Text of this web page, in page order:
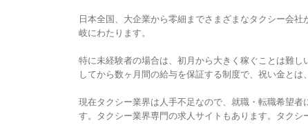
日本全国、大企業から零細までさまざまなタクシー会
岐にわたります。
特に未経験者の場合は、初月から大きく稼ぐことは難
してから数ヶ月間の給与を保証する制度で、祝い金と
現在タクシー業界は人手不足なので、就職・転職希望
す。タクシー業界専門の求人サイトもあります。タクシ